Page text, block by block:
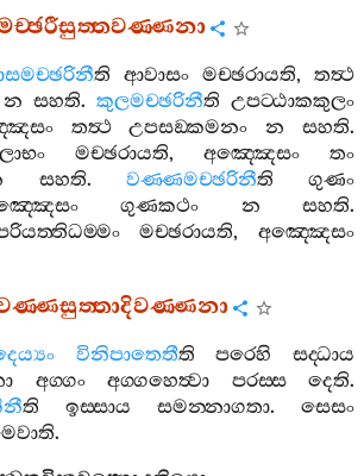
ති ආවාසං මච‍්ඡරායති, තත්‍ථ
න සහති. කුලමච‍්ඡරිනීති උපට‍්ඨාකකුලං
තත්‍ථ උපසඞ‍්කමනං න සහති.
ලාභං මච‍්ඡරායති, අඤ‍්ඤෙසං
තං
සහති. වණ‍්ණමච‍්ඡරිනීති
ගුණං
ගුණකථං න සහති.
මච‍්ඡරායති,අඤ‍්ඤෙසං
විනිපාතෙතීති පරෙහි
සද‍්ධාය
අග‍්ගං අග‍්ගහෙත්‍වා පරස‍්ස දෙති.
ති ඉස‍්සාය සමන‍්නාගතා. සෙසං
.